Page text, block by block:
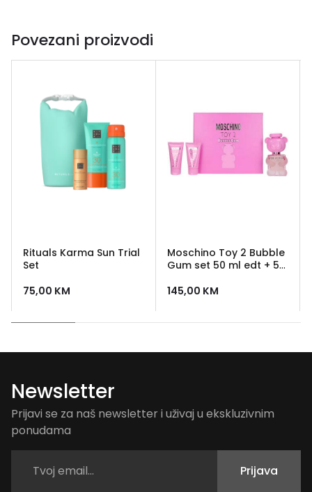
Povezani proizvodi
Rituals Karma Sun Trial
Set
75,00 KM
Moschino Toy 2 Bubble
Gum set 50 ml edt + 50
tusiranje
145,00 KM
Newsletter
Prijavi se za naš newsletter i uživaj u ekskluzivnim
ponudama
Prijava